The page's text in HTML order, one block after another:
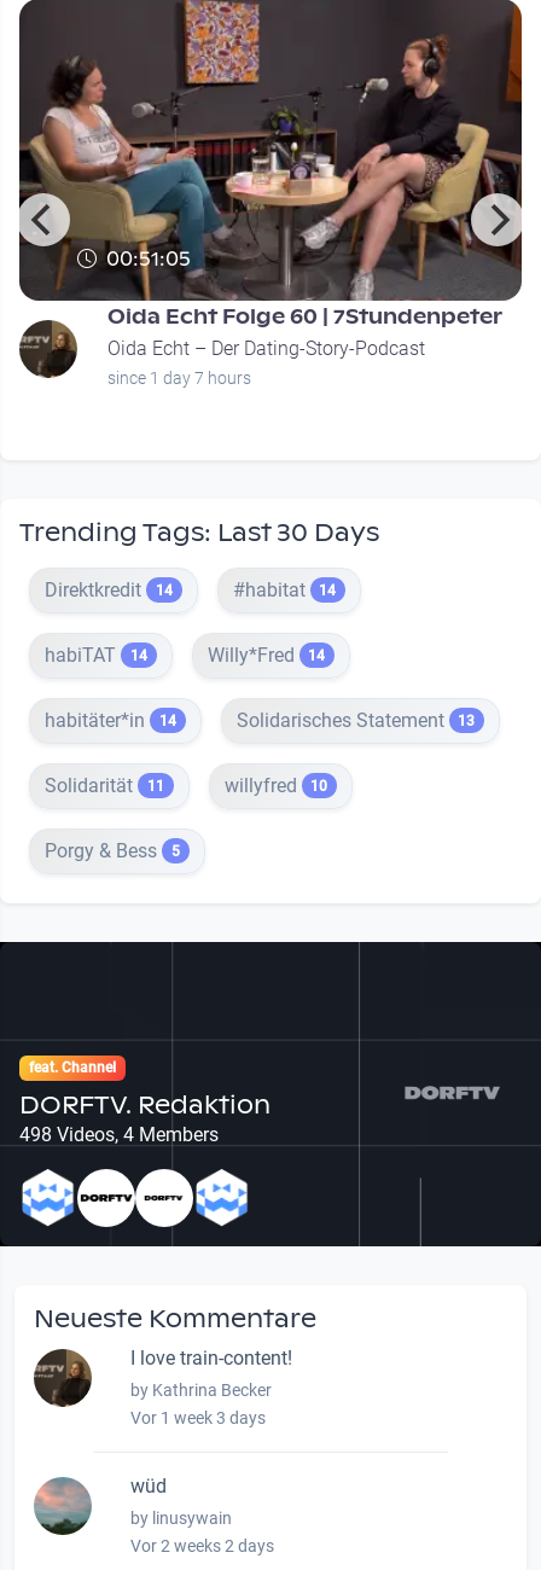
00:51:05
Oida Echt Folge 60 | 7Stundenpeter
Oida Echt – Der Dating-Story-Podcast
since 1 day 7 hours
Trending Tags: Last 30 Days
Direktkredit 14 #habitat 14
habiTAT 14 Willy*Fred 14
habitäter*in 14 Solidarisches Statement 13
Solidarität 11 willyfred 10
Porgy & Bess 5
feat. Channel
DORFTV. Redaktion
498 Videos, 4 Members
Neueste Kommentare
I love train-content!
by Kathrina Becker
Vor 1 week 3 days
wüd
by linusywain
Vor 2 weeks 2 days